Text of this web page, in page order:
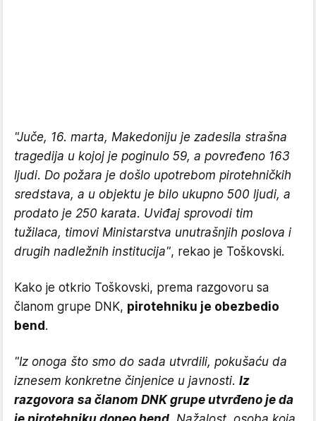
"Juče, 16. marta, Makedoniju je zadesila strašna
tragedija u kojoj je poginulo 59, a povređeno 163
ljudi. Do požara je došlo upotrebom pirotehničkih
sredstava, a u objektu je bilo ukupno 500 ljudi, a
prodato je 250 karata. Uviđaj sprovodi tim
tužilaca, timovi Ministarstva unutrašnjih poslova i
drugih nadležnih institucija", rekao je Toškovski.
Kako je otkrio Toškovski, prema razgovoru sa
članom grupe DNK, pirotehniku je obezbedio
bend.
"Iz onoga što smo do sada utvrdili, pokušaću da
iznesem konkretne činjenice u javnosti. Iz
razgovora sa članom DNK grupe utvrđeno je da